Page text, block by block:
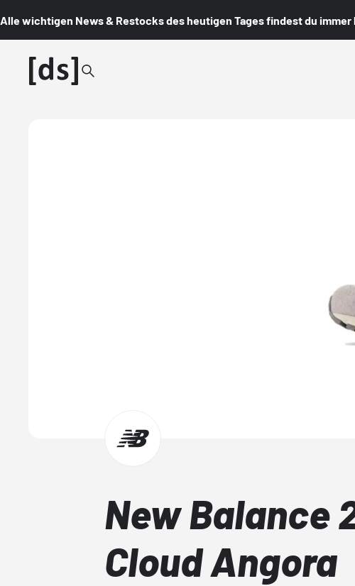
Alle wichtigen News & Restocks des heutigen Tages findest du immer
New Balance
Cloud Angora